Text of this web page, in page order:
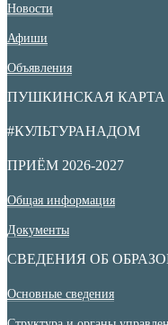
Новости
Афиши
Объявления
ПУШКИНСКАЯ КАРТА
#КУЛЬТУРАНАДОМ
ПРИЁМ 2026-2027
Общая информация
Документы
СВЕДЕНИЯ ОБ
Основные сведения